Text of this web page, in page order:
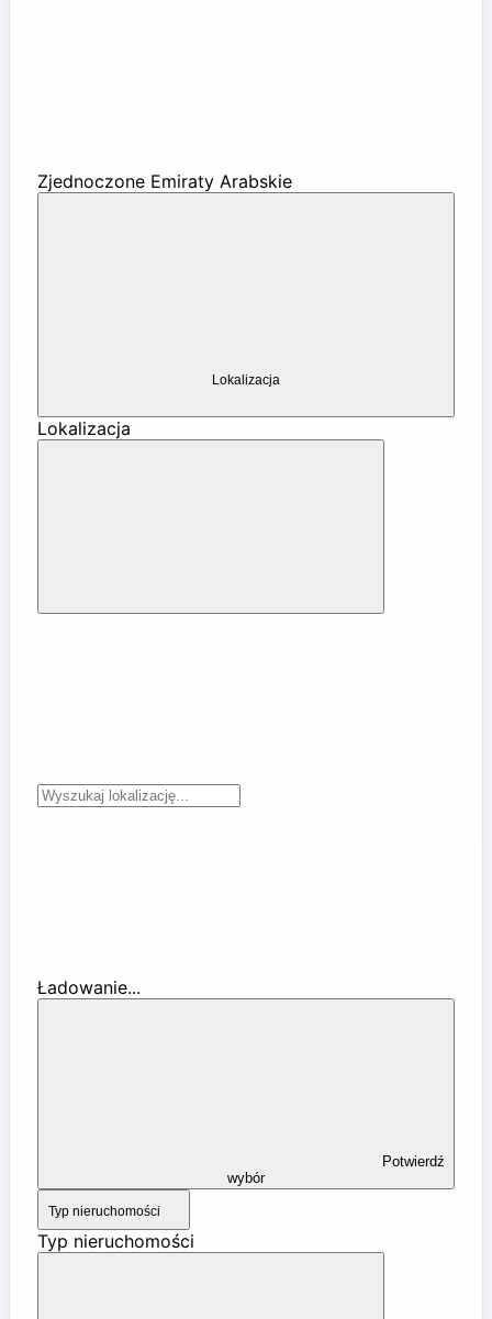
Zjednoczone Emiraty Arabskie
Lokalizacja
Lokalizacja
Ładowanie...
wybór
Typ nieruchomości
Typ nieruchomości